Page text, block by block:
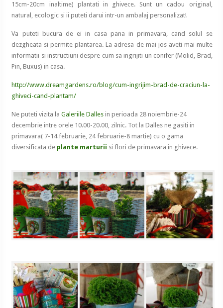
15cm-20cm inaltime) plantati in ghivece. Sunt un cadou original,
natural, ecologic si ii puteti darui intr-un ambalaj personalizat!
Va puteti bucura de ei in casa pana in primavara, cand solul se
dezgheata si permite plantarea. La adresa de mai jos aveti mai multe
informatii si instructiuni despre cum sa ingrijiti un conifer (Molid, Brad,
Pin, Buxus) in casa.
http://www.dreamgardens.ro/blog/cum-ingrijim-brad-de-craciun-la-
ghiveci-cand-plantam/
Ne puteti vizita laGaleriile Dallesin perioada 28 noiembrie-24
decembrie intre orele 10.00-20.00, zilnic. Tot la Dalles ne gasiti in
primavara( 7-14 februarie, 24 februarie-8 martie) cu o gama
diversificata de plante marturii si flori de primavara in ghivece.